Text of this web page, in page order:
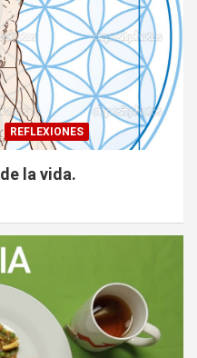
REFLEXIONES
la vida.